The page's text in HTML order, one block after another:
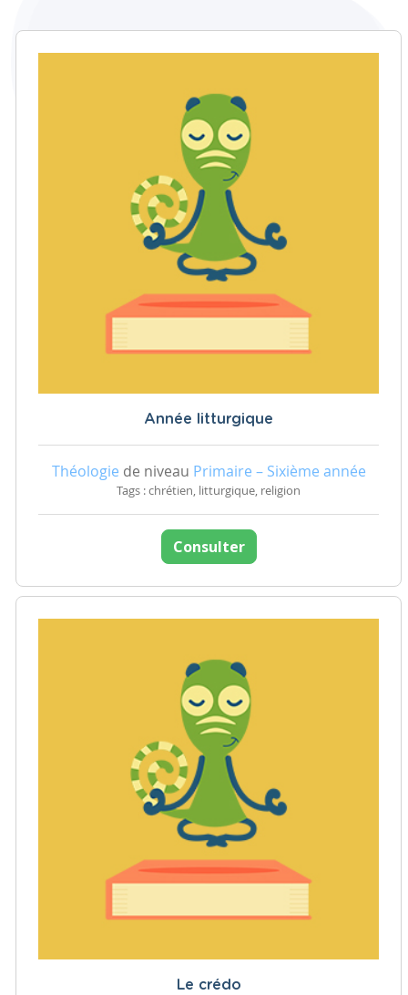
Année litturgique
Théologie de niveau Primaire – Sixième année
Tags : chrétien, litturgique, religion
Consulter
Le crédo